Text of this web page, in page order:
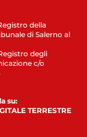
della
di Salerno al
degli
c/o
su:
TERRESTRE